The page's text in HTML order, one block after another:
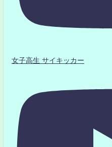
女子高生 サイキッカー